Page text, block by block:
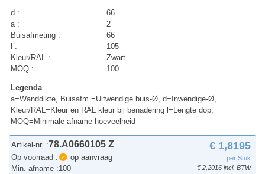
d :
66
a :
2
Buisafmeting :
66
l :
105
Kleur/RAL :
Zwart
MOQ :
100
Legenda
a=Wanddikte, Buisafm.=Uitwendige buis-Ø, d=Inwendige-Ø,
Kleur/RAL=Kleur en RAL kleur bij benadering l=Lengte dop,
MOQ=Minimale afname hoeveelheid
Artikel-nr. :78.A0660105 Z
Op voorraad :
op aanvraag
Min. afname :100
€ 1,8195
per Stuk
€ 2,2016 incl. BTW